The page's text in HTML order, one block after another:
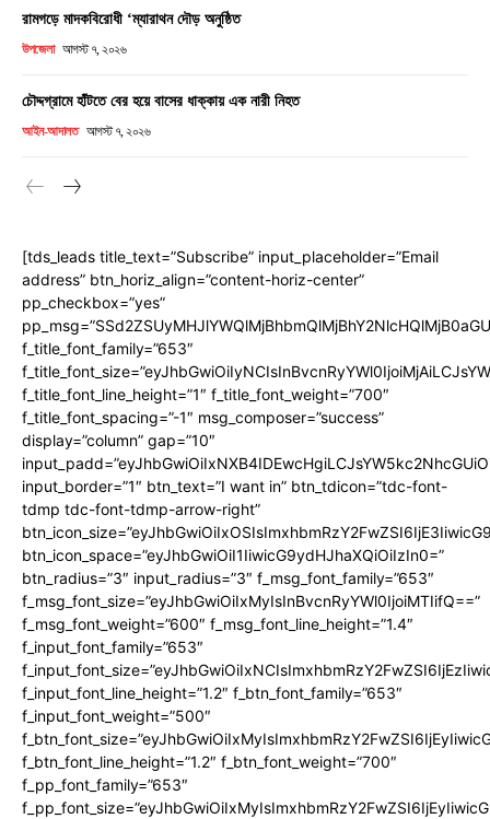
রামগড়ে মাদকবিরোধী ‘ম্যারাথন দৌড় অনুষ্ঠিত
উপজেলা আগস্ট ৭, ২০২৬
চৌদ্দগ্রামে হাঁটতে বের হয়ে বাসের ধাক্কায় এক নারী নিহত
আইন-আদালত আগস্ট ৭, ২০২৬
[tds_leads title_text=”Subscribe” input_placeholder=”Email
address” btn_horiz_align=”content-horiz-center”
pp_checkbox=”yes”
f_title_font_family=”653″
f_title_font_line_height=”1″ f_title_font_weight=”700″
f_title_font_spacing=”-1″ msg_composer=”success”
display=”column” gap=”10″
input_border=”1″ btn_text=”I want in” btn_tdicon=”tdc-font-
tdmp tdc-font-tdmp-arrow-right”
btn_icon_space=”eyJhbGwiOiI1IiwicG9ydHJhaXQiOiIzIn0=”
btn_radius=”3″ input_radius=”3″ f_msg_font_family=”653″
f_msg_font_size=”eyJhbGwiOiIxMyIsInBvcnRyYWl0IjoiMTIifQ==”
f_msg_font_weight=”600″ f_msg_font_line_height=”1.4″
f_input_font_family=”653″
f_input_font_line_height=”1.2″ f_btn_font_family=”653″
f_input_font_weight=”500″
f_btn_font_line_height=”1.2″ f_btn_font_weight=”700″
f_pp_font_family=”653″